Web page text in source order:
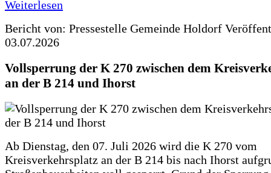
Weiterlesen
Bericht von: Pressestelle Gemeinde Holdorf
03.07.2026
Vollsperrung der K 270 zwischen dem
an der B 214 und Ihorst
Ab Dienstag, den 07. Juli 2026 wird die K 270 vom
Kreisverkehrsplatz an der B 214 bis nach Ihorst